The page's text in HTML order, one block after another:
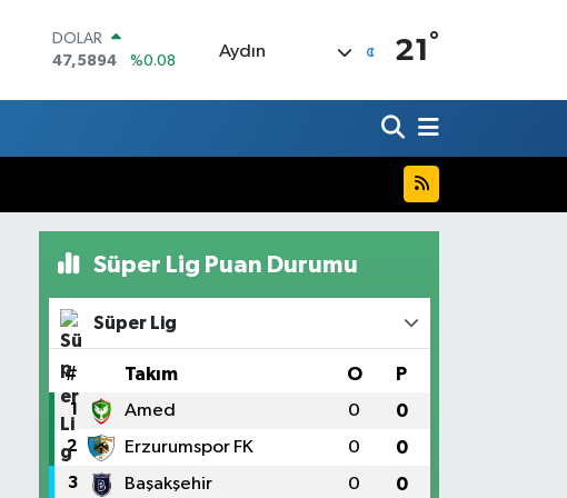
DOLAR
47,5894
%0.08
BİST100
BITCOIN
Aydın 21 °
Süper Lig Puan Durumu
Süper Lig
# Takım O P
1 Amed 0 0
2 Erzurumspor FK 0 0
3 Başakşehir 0 0